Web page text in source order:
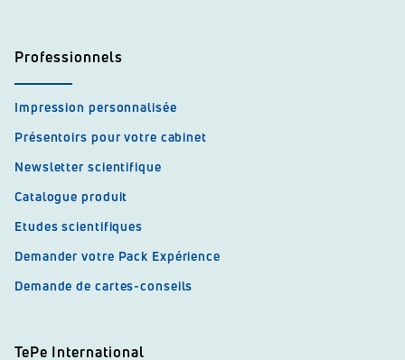
Professionnels
Impression personnalisée
Présentoirs pour votre cabinet
Newsletter scientifique
Catalogue produit
Etudes scientifiques
Demander votre Pack Expérience
Demande de cartes-conseils
TePe International